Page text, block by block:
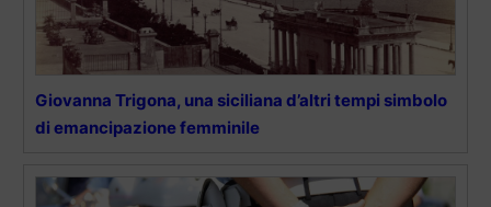
Giovanna Trigona, una siciliana d’altri tempi simbolo
di emancipazione femminile